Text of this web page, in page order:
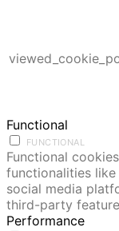
Functional
FUNCTIONAL
Functional
functionalities
social media
third-party
Performance